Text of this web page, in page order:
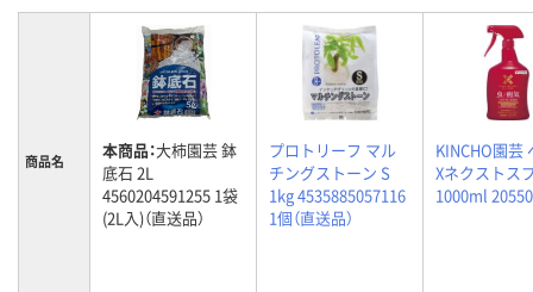
商品名 本商品：大柿園芸 鉢
底石 2L
4560204591255 1袋
(2L入)（直送品）
プロトリーフ マル
チングストーン S
1kg 4535885057116
1個（直送品）
KINCHO園芸
Xネクストス
1000ml